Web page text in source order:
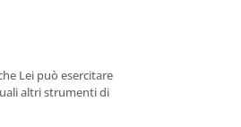
Lei può esercitare
altri strumenti di